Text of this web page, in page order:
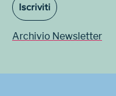
Iscriviti
Archivio Newsletter